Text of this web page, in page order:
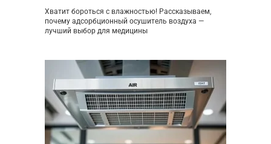
Хватит бороться с влажностью! Рассказываем,
почему адсорбционный осушитель воздуха —
лучший выбор для медицины